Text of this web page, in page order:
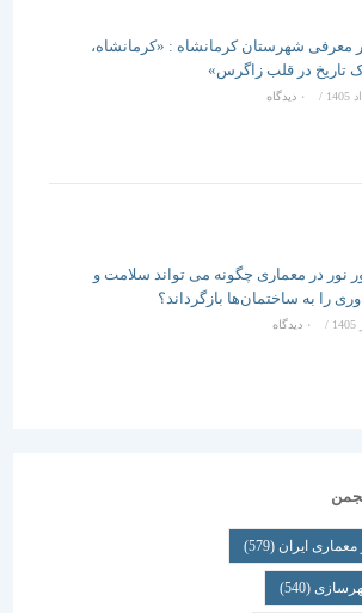
شهرستان کرمانشاه : «کرمانشاه،
در قلب زاگرس»
۰ دیدگاه
معماری چگونه می تواند سلامت و
ساختمان‌ها بازگرداند؟
۰ دیدگاه
ایران (579)
(540)